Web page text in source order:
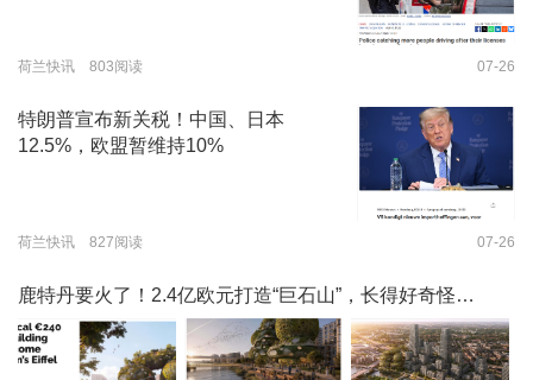
荷兰快讯 803阅读 07-26
特朗普宣布新关税！中国、日本
12.5%，欧盟暂维持10%
荷兰快讯 827阅读 07-26
鹿特丹要火了！2.4亿欧元打造“巨石山”，长得好奇怪…